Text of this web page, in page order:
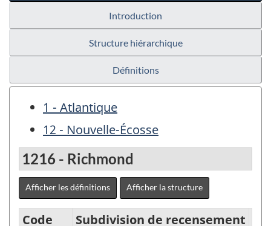
Introduction
Structure hiérarchique
Définitions
1 - Atlantique
12 - Nouvelle-Écosse
1216 - Richmond
Afficher les définitions Afficher la structure
Code Subdivision de recensement